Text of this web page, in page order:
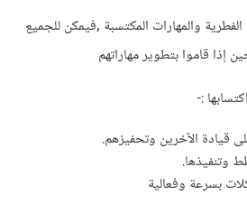
والمهارات المكتسبة ,فيمكن للجميع
إذا قاموا بتطوير مهاراتهم
:-
قيادة الآخرين وتحفيزهم.
وتنفيذها.
بسرعة وفعالية